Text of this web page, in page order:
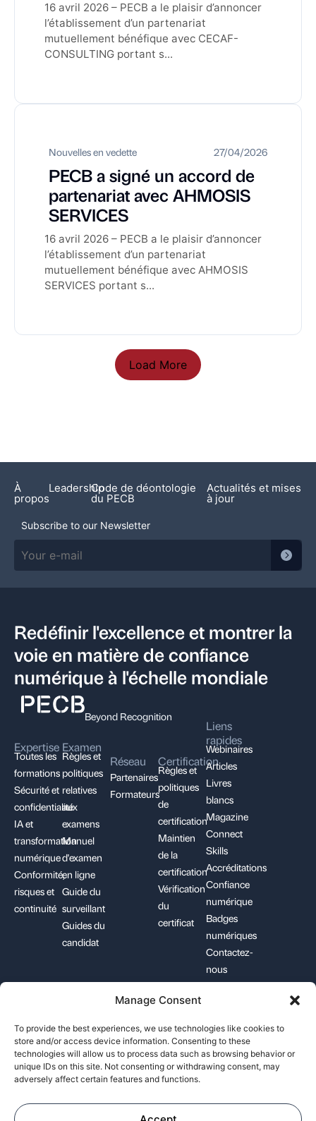
Manage Consent
To provide the best experiences, we use technologies like cookies to
store and/or access device information. Consenting to these
technologies will allow us to process data such as browsing behavior or
unique IDs on this site. Not consenting or withdrawing consent, may
adversely affect certain features and functions.
16 avril 2026 – PECB a le plaisir d’annoncer
l’établissement d’un partenariat
mutuellement bénéfique avec CECAF-
CONSULTING portant s...
Nouvelles en vedette 27/04/2026
PECB a signé un accord de
partenariat avec AHMOSIS
SERVICES
16 avril 2026 – PECB a le plaisir d’annoncer
l’établissement d’un partenariat
mutuellement bénéfique avec AHMOSIS
SERVICES portant s...
Load More
À
propos
LeadershipCode de déontologie
du PECB
Actualités et mises
à jour
Subscribe to our Newsletter
Redéfinir l'excellence et montrer la
voie en matière de confiance
numérique à l'échelle mondiale
Beyond Recognition
Expertise
Toutes les
formations
Sécurité et
confidentialité
IA et
transformation
numérique
Conformité,
risques et
continuité
Examen
Règles et
politiques
relatives
aux
examens
Manuel
d'examen
en ligne
Guide du
surveillant
Guides du
candidat
Réseau
Partenaires
Formateurs
Certification
Règles et
politiques
de
certification
Maintien
de la
certification
Vérification
du
certificat
Liens
rapides
Webinaires
Articles
Livres
blancs
Magazine
Connect
Skills
Accréditations
Confiance
numérique
Badges
numériques
Contactez-
nous
support@pecb.com
Conditions générales
Protection des
Politique relative